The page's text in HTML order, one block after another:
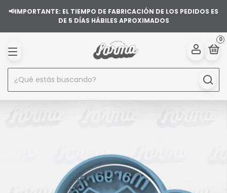
📢IMPORTANTE: EL TIEMPO DE FABRICACIÓN DE LOS PEDIDOS ES
DE 5 DÍAS HÁBILES APROXIMADOS
0